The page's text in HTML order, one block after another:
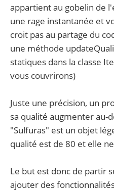
appartient au gobelin de
une rage instantanée et
croit pas au partage du
une méthode
statiques dans la classe
vous couvrirons)
Juste une précision, un
sa qualité augmenter au-
"Sulfuras" est un objet
qualité est de 80 et elle
Le but est donc de partir
ajouter des